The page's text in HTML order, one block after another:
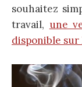
souhaitez
travail, une
disponible sur